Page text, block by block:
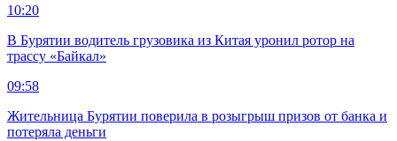
10:20
В Бурятии водитель грузовика из Китая уронил ротор на
трассу «Байкал»
09:58
Жительница Бурятии поверила в розыгрыш призов от банка и
потеряла деньги